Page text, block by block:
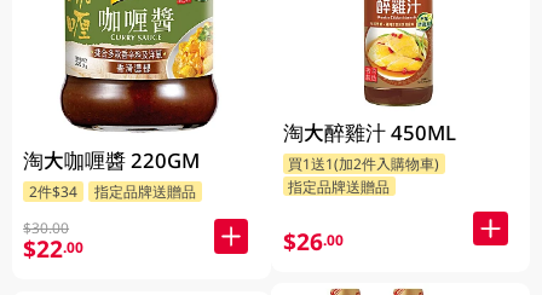
淘大咖喱醬 220GM
2件$34
指定品牌送贈品
$30.00
$22.00
淘大醉雞汁 450ML
買1送1(加2件入購物車)
指定品牌送贈品
$26.00